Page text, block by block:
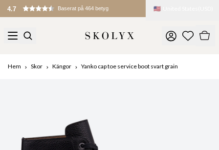
4.7 Baserat på 464 betyg 🇺🇸
Hem Skor Kängor Yanko cap toe service boot svart grain